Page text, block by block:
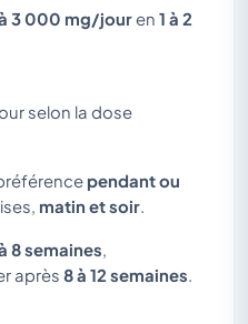
3 000 mg/jouren 1 à 2
selon la dose
pendant ou
matin et soir.
8 semaines,
après 8 à 12 semaines.